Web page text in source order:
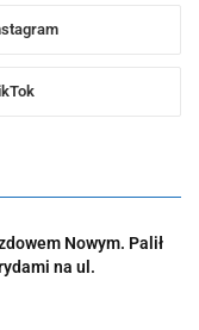
Nowym. Palił
na ul.